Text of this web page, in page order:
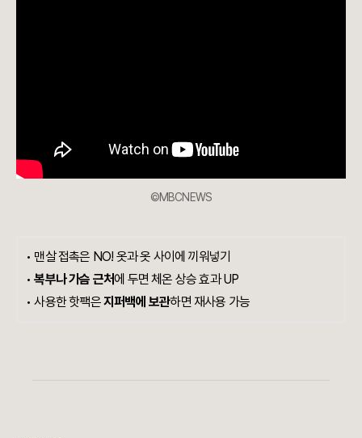
©MBCNEWS
• 맨살 접촉은 NO! 옷과 옷 사이에 끼워넣기
•복부나 가슴 근처에 두면 체온 상승 효과 UP
•사용한 핫팩은지퍼백에 보관하면 재사용 가능